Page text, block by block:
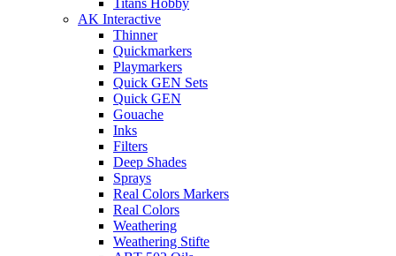
Titans Hobby
AK Interactive
Thinner
Quickmarkers
Playmarkers
Quick GEN Sets
Quick GEN
Gouache
Inks
Filters
Deep Shades
Sprays
Real Colors Markers
Real Colors
Weathering
Weathering Stifte